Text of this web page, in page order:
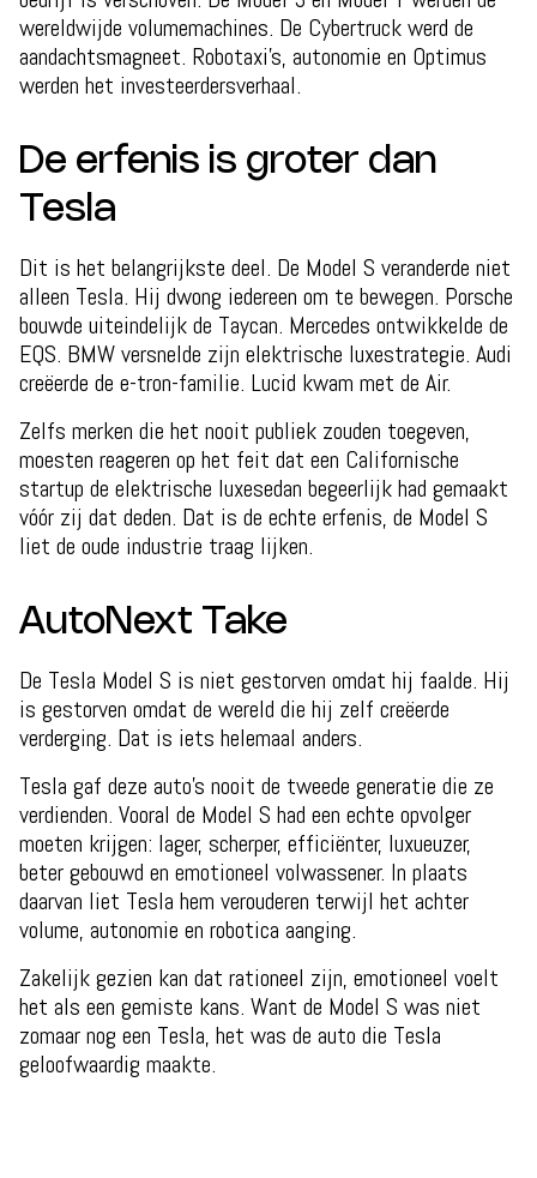
wereldwijde volumemachines. De Cybertruck werd de
aandachtsmagneet. Robotaxi’s, autonomie en Optimus
werden het investeerdersverhaal.
De erfenis is groter dan
Tesla
Dit is het belangrijkste deel. De Model S veranderde niet
alleen Tesla. Hij dwong iedereen om te bewegen. Porsche
bouwde uiteindelijk de Taycan. Mercedes ontwikkelde de
EQS. BMW versnelde zijn elektrische luxestrategie. Audi
creëerde de e-tron-familie. Lucid kwam met de Air.
Zelfs merken die het nooit publiek zouden toegeven,
moesten reageren op het feit dat een Californische
startup de elektrische luxesedan begeerlijk had gemaakt
vóór zij dat deden. Dat is de echte erfenis, de Model S
liet de oude industrie traag lijken.
AutoNext Take
De Tesla Model S is niet gestorven omdat hij faalde. Hij
is gestorven omdat de wereld die hij zelf creëerde
verderging. Dat is iets helemaal anders.
Tesla gaf deze auto’s nooit de tweede generatie die ze
verdienden. Vooral de Model S had een echte opvolger
moeten krijgen: lager, scherper, efficiënter, luxueuzer,
beter gebouwd en emotioneel volwassener. In plaats
daarvan liet Tesla hem verouderen terwijl het achter
volume, autonomie en robotica aanging.
Zakelijk gezien kan dat rationeel zijn, emotioneel voelt
het als een gemiste kans. Want de Model S was niet
zomaar nog een Tesla, het was de auto die Tesla
geloofwaardig maakte.